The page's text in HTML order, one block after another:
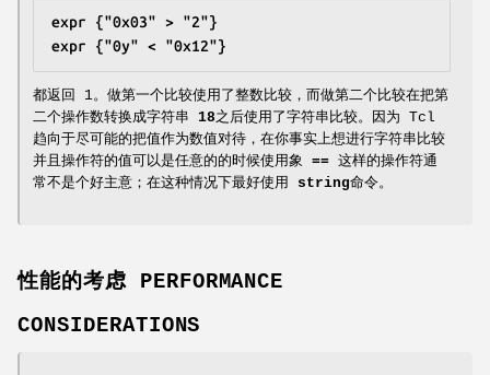
expr {"0x03" > "2"}
expr {"0y" < "0x12"}
都返回 1。做第一个比较使用了整数比较，而做第二个比较在把第
二个操作数转换成字符串 18之后使用了字符串比较。因为 Tcl
趋向于尽可能的把值作为数值对待，在你事实上想进行字符串比较
并且操作符的值可以是任意的的时候使用象 == 这样的操作符通
常不是个好主意；在这种情况下最好使用 string命令。
性能的考虑 PERFORMANCE
CONSIDERATIONS